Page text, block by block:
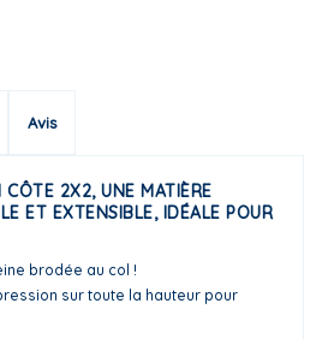
Avis
CÔTE 2X2, UNE MATIÈRE
ET EXTENSIBLE, IDÉALE POUR
brodée au col !
sur toute la hauteur pour